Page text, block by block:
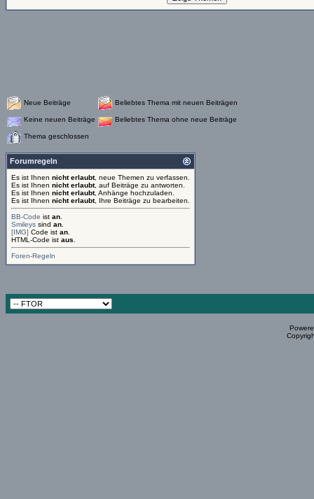
Neue Beiträge Beliebtes Thema mit neuen Beiträgen
Keine neuen Beiträge Beliebtes Thema ohne neue Beiträge
Thema geschlossen
Forumregeln
Es ist Ihnen nicht erlaubt, neue Themen zu verfassen.
Es ist Ihnen nicht erlaubt, auf Beiträge zu antworten.
Es ist Ihnen nicht erlaubt, Anhänge hochzuladen.
Es ist Ihnen nicht erlaubt, Ihre Beiträge zu bearbeiten.
BB-Code ist an
Smileys sind an
[IMG] Code ist an
HTML-Code ist aus
Foren-Regeln